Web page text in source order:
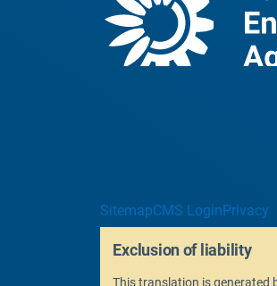
SitemapCMS LoginPrivacy
Exclusion of liability
This translation is generated